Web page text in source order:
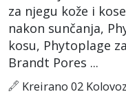
za njegu kože i
nakon sunčanja,
kosu, Phytoplage
Brandt Pores ...
Kreirano 02